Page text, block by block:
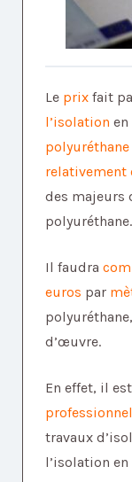
Le prix fait
l’isolation en
polyuréthane
relativement
des majeurs
polyuréthane.
Il faudra
euros par
d’œuvre.
En effet, il est
travaux
l’isolation